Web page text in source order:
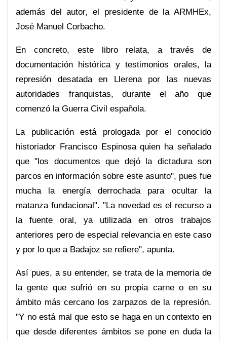
además del autor, el presidente de la ARMHEx,
José Manuel Corbacho.
En concreto, este libro relata, a través de
documentación histórica y testimonios orales, la
represión desatada en Llerena por las nuevas
autoridades franquistas, durante el año que
comenzó la Guerra Civil española.
La publicación está prologada por el conocido
historiador Francisco Espinosa quien ha señalado
que "los documentos que dejó la dictadura son
parcos en información sobre este asunto", pues fue
mucha la energía derrochada para ocultar la
matanza fundacional". "La novedad es el recurso a
la fuente oral, ya utilizada en otros trabajos
anteriores pero de especial relevancia en este caso
y por lo que a Badajoz se refiere", apunta.
Así pues, a su entender, se trata de la memoria de
la gente que sufrió en su propia carne o en su
ámbito más cercano los zarpazos de la represión.
"Y no está mal que esto se haga en un contexto en
que desde diferentes ámbitos se pone en duda la